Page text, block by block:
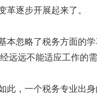
逐步开展起来了。
忽略了税务方面的学
远远不能适应工作的
此，一个税务专业出